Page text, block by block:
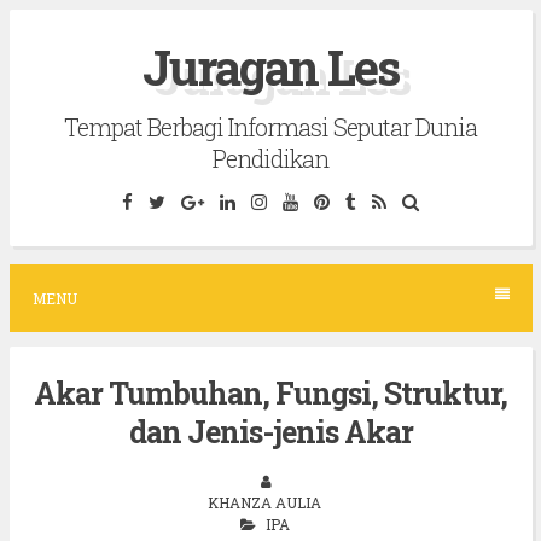
c
Juragan Les
Tempat Berbagi Informasi Seputar Dunia
Pendidikan
MENU
Akar Tumbuhan, Fungsi, Struktur,
dan Jenis-jenis Akar
KHANZA AULIA
IPA